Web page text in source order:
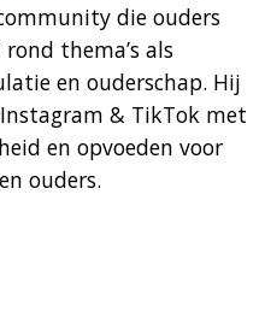
die ouders
thema’s als
en ouderschap. Hij
& TikTok met
en opvoeden voor
ouders.